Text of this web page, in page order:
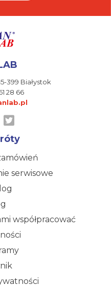
399 Białystok
28 66
serwisowe
współpracować